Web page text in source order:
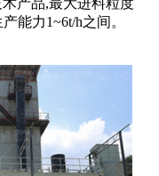
产品,最大进料粒度
能力1~6t/h之间。